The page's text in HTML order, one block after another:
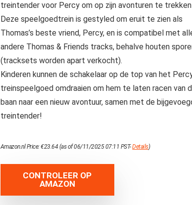
treintender voor Percy om op zijn avonturen te
Deze speelgoedtrein is gestyled om eruit te zien als
Thomas’s beste vriend, Percy, en is compatibel met
andere Thomas & Friends tracks, behalve houten
(tracksets worden apart verkocht).
Kinderen kunnen de schakelaar op de top van het
treinspeelgoed omdraaien om hem te laten racen van
baan naar een nieuw avontuur, samen met de
treintender!
Amazon.nl Price:€23.64 (as of 06/11/2025 07:11 PST-Details)
CONTROLEER OP
AMAZON